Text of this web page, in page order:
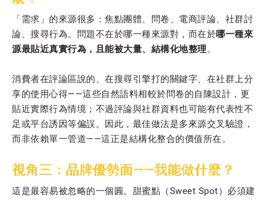
「需求」的來源很多：焦點團體、問卷、電商評論、社群討
論、搜尋行為。問題不在於哪一種來源對，而在於哪一種來
源最貼近真實行為，且能被大量、結構化地整理。
消費者在評論區說的、在搜尋引擎打的關鍵字、在社群上分
享的使用心得——這些自然語料相較於問卷的自陳設計，更
貼近實際行為情境；不過評論與社群資料也可能有代表性不
足或平台誘因等偏誤。因此，最佳做法是多來源交叉驗證，
而非依賴單一管道——這正是結構化整合的價值所在。
視角三：品牌優勢面——我能做什麼？
這是最容易被忽略的一個圓。甜蜜點（Sweet Spot）必須建